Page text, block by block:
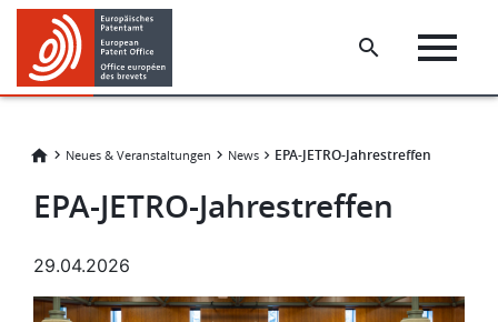
Skip
main
content
Skip
footer
Neues & Veranstaltungen News EPA-JETRO-Jahrestreffen
EPA-JETRO-Jahrestreffen
29.04.2026
Bild